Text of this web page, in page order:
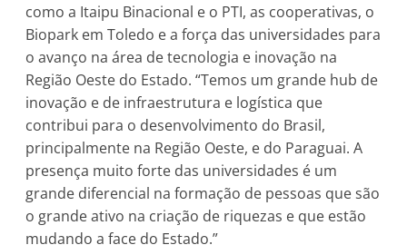
como a Itaipu Binacional e o PTI, as cooperativas, o
Biopark em Toledo e a força das universidades para
o avanço na área de tecnologia e inovação na
Região Oeste do Estado. “Temos um grande hub de
inovação e de infraestrutura e logística que
contribui para o desenvolvimento do Brasil,
principalmente na Região Oeste, e do Paraguai. A
presença muito forte das universidades é um
grande diferencial na formação de pessoas que são
o grande ativo na criação de riquezas e que estão
mudando a face do Estado.”